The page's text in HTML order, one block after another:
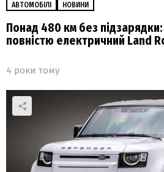
АВТОМОБІЛІ НОВИНИ
Понад 480 км без
повністю електричний Land
4 роки тому